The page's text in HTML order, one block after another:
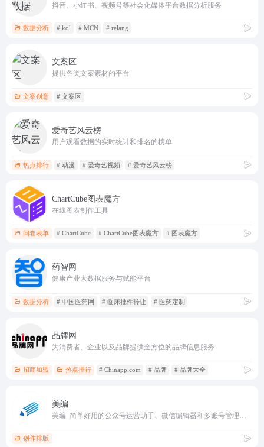
抖音、小红书、视频号等社会化媒体平台数据分析服务
数据分析 # kol # MCN # relang
文案区
提供各类文案素材的平台
文案创意 # 文案区
爱奇艺风云榜
用户观看数据的实时统计和排名的榜单
热点排行 # 动漫 # 爱奇艺视频 # 爱奇艺风云榜
ChartCube图表魔方
在线图表制作工具
问卷表单 # ChartCube # ChartCube图表魔方 # 图表魔方
药智网
健康产业大数据服务与赋能平台
数据分析 # 中国医药网 # 临床批件转让 # 医药定制
品牌网
为消费者、企业以及品牌提供全方位的品牌信息服务
招商加盟 热点排行 # Chinapp.com # 品牌 # 品牌大全
美编
创作排版